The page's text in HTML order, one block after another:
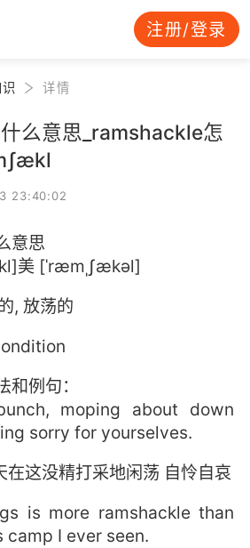
注册/登录
详情
么意思_ramshackle怎
23:40:02
意思
美 [ˈræmˌʃækəl]
, 放荡的
例句：
moping about down
sorry for yourselves.
在这没精打采地闲荡 自怜自哀
is more ramshackle than
I ever seen.